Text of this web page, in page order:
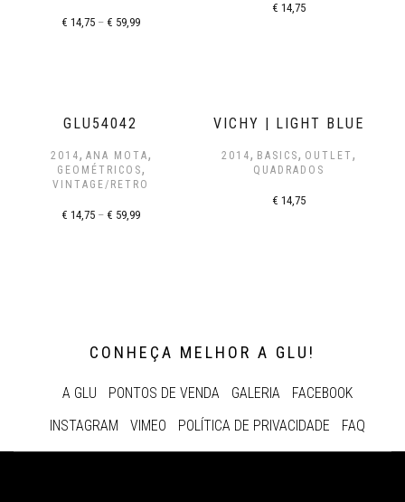
€ 14,75– € 59,99
€ 14,75
GLU54042
2014, ANA MOTA,
GEOMÉTRICOS,
VINTAGE/RETRO
€ 14,75– € 59,99
VICHY | LIGHT BLUE
2014, BASICS, OUTLET,
QUADRADOS
€ 14,75
CONHEÇA MELHOR A GLU!
A GLU PONTOS DE VENDA GALERIA
FACEBOOK
INSTAGRAM
VIMEO POLÍTICA DE PRIVACIDADE FAQ